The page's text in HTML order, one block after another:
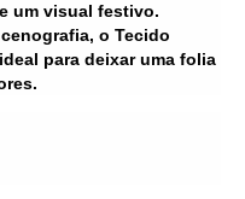
um visual festivo.
o Tecido
para deixar uma folia